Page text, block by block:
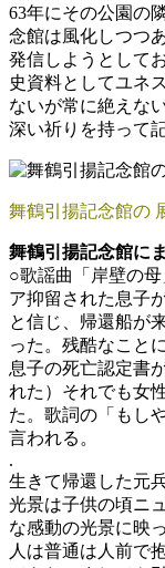
63年にその公園の
念館は風化しつつ
発信しようとして
史資料としてユネ
ないが常に絶えな
深い祈りを持って
舞鶴引揚記念館の
舞鶴引揚記念館に
○歌謡曲「岸壁の
ア抑留された息子
と信じ、帰還船が
った。残酷なこと
息子の死亡認定書
れた）それでも女
た。歌詞の「もし
言われる。
.
生きて帰還した元
光景は子供の頃ニ
な感動の光景に映
人は普通は人前で